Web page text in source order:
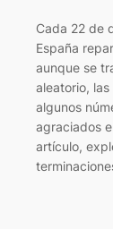
Cada 22 de
España
aunque se
aleatorio,
algunos
agraciados
artículo,